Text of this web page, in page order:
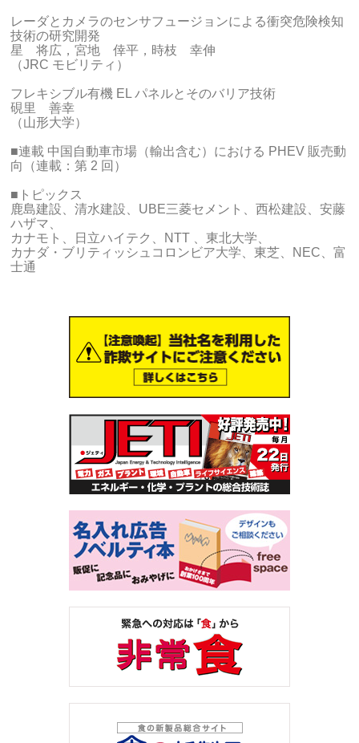
レーダとカメラのセンサフュージョンによる衝突危険検知
技術の研究開発
星 将広，宮地 倖平，時枝 幸伸
（JRC モビリティ）
フレキシブル有機 EL パネルとそのバリア技術
硯里 善幸
（山形大学）
■連載 中国自動車市場（輸出含む）における PHEV 販売動
向（連載：第 2 回）
■トピックス
鹿島建設、清水建設、UBE三菱セメント、西松建設、安藤
ハザマ、
カナモト、日立ハイテク、NTT 、東北大学、
カナダ・ブリティッシュコロンビア大学、東芝、NEC、富
士通